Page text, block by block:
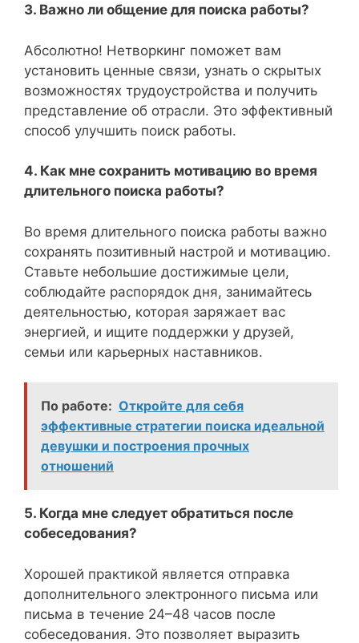
3. Важно ли общение для поиска работы?
Абсолютно! Нетворкинг поможет вам
установить ценные связи, узнать о скрытых
возможностях трудоустройства и получить
представление об отрасли. Это эффективный
способ улучшить поиск работы.
4. Как мне сохранить мотивацию во время
длительного поиска работы?
Во время длительного поиска работы важно
сохранять позитивный настрой и мотивацию.
Ставьте небольшие достижимые цели,
соблюдайте распорядок дня, занимайтесь
деятельностью, которая заряжает вас
энергией, и ищите поддержки у друзей,
семьи или карьерных наставников.
По работе: Откройте для себя
эффективные стратегии поиска идеальной
девушки и построения прочных
отношений
5. Когда мне следует обратиться после
собеседования?
Хорошей практикой является отправка
дополнительного электронного письма или
письма в течение 24–48 часов после
собеседования. Это позволяет выразить